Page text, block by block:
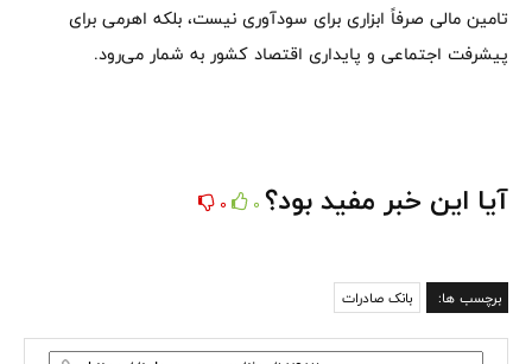
تامین مالی صرفاً ابزاری برای سودآوری نیست، بلکه اهرمی برای
پیشرفت اجتماعی و پایداری اقتصاد کشور به شمار می‌رود.
آیا این خبر مفید بود؟ 0
0
برچسب ها: بانک صادرات